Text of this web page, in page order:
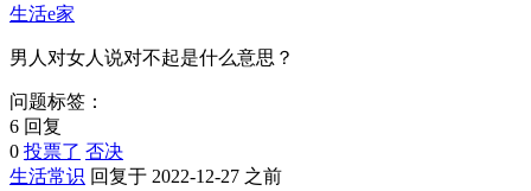
生活e家
男人对女人说对不起是什么意思？
问题标签：
6 回复
0 投票了 否决
生活常识 回复于 2022-12-27 之前